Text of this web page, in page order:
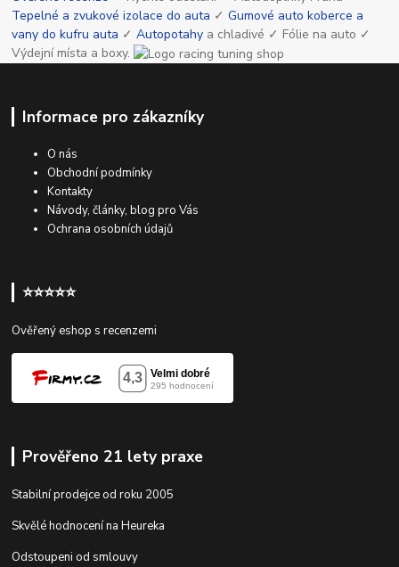
Tepelné a zvukové izolace do auta ✓Gumové auto koberce a
vany do kufru auta ✓Autopotahy a chladivé ✓ Fólie na auto ✓
Výdejní místa a boxy.
Informace pro zákazníky
O nás
Obchodní podmínky
Kontakty
Návody, články, blog pro Vás
Ochrana osobních údajů
⭐⭐⭐⭐⭐
Ověřený eshop s recenzemi
Prověřeno 21 lety praxe
Stabilní prodejce od roku 2005
Skvělé hodnocení na Heureka
Odstoupeni od smlouvy